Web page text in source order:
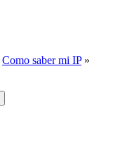
Como saber mi IP»